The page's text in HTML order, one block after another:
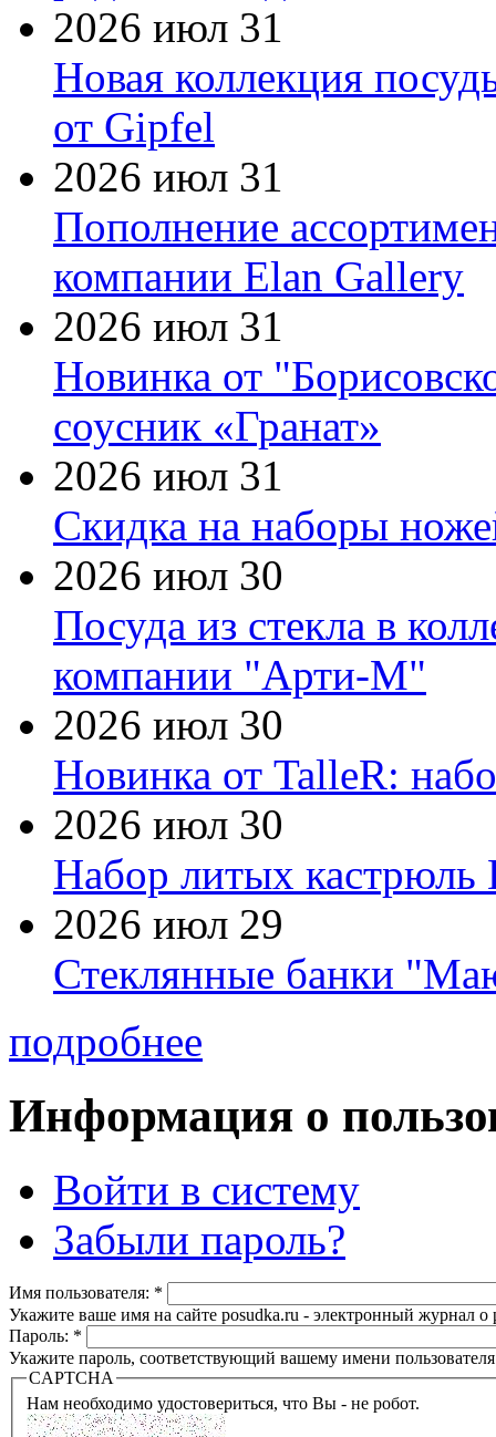
2026 июл 31
Новая коллекция
от Gipfel
2026 июл 31
Пополнение
компании Elan Gallery
2026 июл 31
Новинка от
соусник «Гранат»
2026 июл 31
Скидка на наборы
2026 июл 30
Посуда из стекла в
компании "Арти-М"
2026 июл 30
Новинка от TalleR:
2026 июл 30
Набор литых кастрюль
2026 июл 29
Стеклянные банки
подробнее
Информация о
Войти в систему
Забыли пароль?
Имя пользователя: *
Укажите ваше имя на сайте posudka.ru - электронный журнал
Пароль: *
Укажите пароль, соответствующий вашему имени
CAPTCHA
Нам необходимо удостовериться, что Вы - не робот.